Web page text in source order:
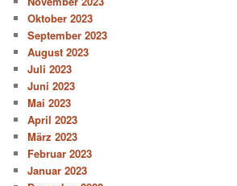
Oktober 2023
September 2023
August 2023
Juli 2023
Juni 2023
Mai 2023
April 2023
März 2023
Februar 2023
Januar 2023